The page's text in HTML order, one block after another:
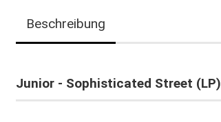
Beschreibung
Junior - Sophisticated Street (LP)